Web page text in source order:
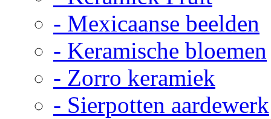
- Mexicaanse beelden
- Keramische bloemen
- Zorro keramiek
- Sierpotten aardewerk